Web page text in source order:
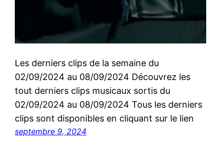
Les derniers clips de la semaine du
02/09/2024 au 08/09/2024 Découvrez les
tout derniers clips musicaux sortis du
02/09/2024 au 08/09/2024 Tous les derniers
clips sont disponibles en cliquant sur le lien
septembre 9, 2024